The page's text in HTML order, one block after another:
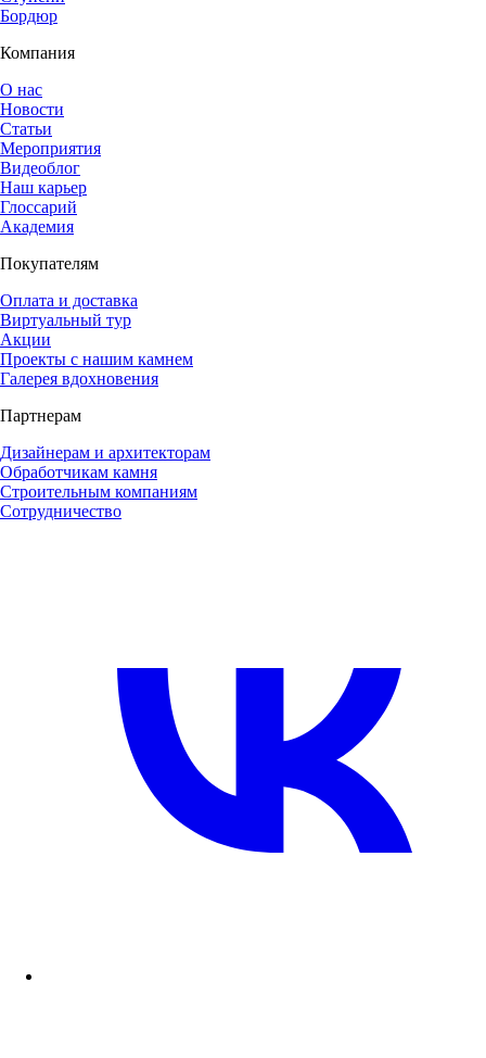
Бордюр
Компания
О нас
Новости
Статьи
Мероприятия
Видеоблог
Наш карьер
Глоссарий
Академия
Покупателям
Оплата и доставка
Виртуальный тур
Акции
Проекты с нашим камнем
Галерея вдохновения
Партнерам
Дизайнерам и архитекторам
Обработчикам камня
Строительным компаниям
Сотрудничество